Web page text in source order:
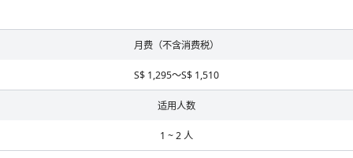
月费（不含消费税）
S$ 1,295～S$ 1,510
适用人数
1 ~ 2 人